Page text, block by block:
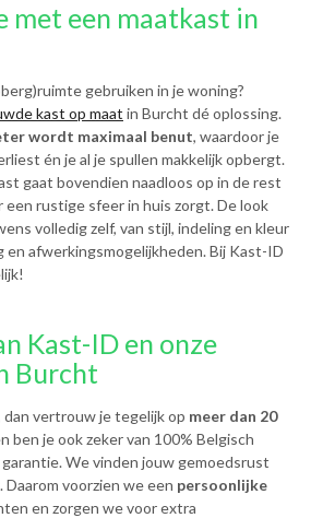
met een maatkast in
gebruiken in je woning?
kast op maat in Burcht dé oplossing.
wordt maximaal benut, waardoor je
én je al je spullen makkelijk opbergt.
gaat bovendien naadloos op in de rest
een rustige sfeer in huis zorgt. De look
volledig zelf, van stijl, indeling en kleur
afwerkingsmogelijkheden. Bij Kast-ID
Kast-ID en onze
Burcht
vertrouw je tegelijk op meer dan 20
ben je ook zeker van 100% Belgisch
garantie. We vinden jouw gemoedsrust
voorzien we een persoonlijke
en zorgen we voor extra